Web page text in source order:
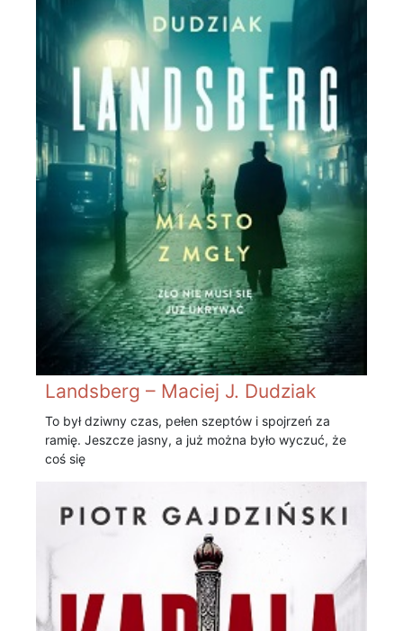
Landsberg – Maciej J. Dudziak
To był dziwny czas, pełen szeptów i spojrzeń za
ramię. Jeszcze jasny, a już można było wyczuć, że
coś się